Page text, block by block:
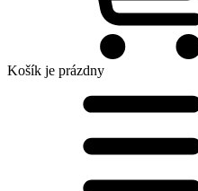
Košík je prázdny